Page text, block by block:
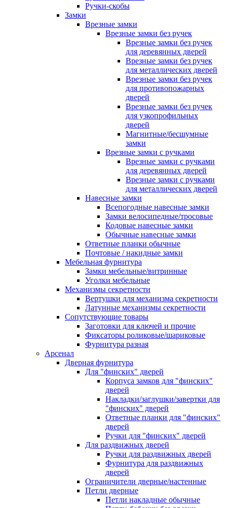
Ручки-скобы
Замки
Врезные замки
Врезные замки без ручек
Врезные замки без ручек
для деревянных дверей
Врезные замки без ручек
для металлических дверей
Врезные замки без ручек
для противопожарных
дверей
Врезные замки без ручек
для узкопрофильных
дверей
Магнитные/бесшумные
замки
Врезные замки с ручками
Врезные замки с ручками
для деревянных дверей
Врезные замки с ручками
для металлических дверей
Навесные замки
Всепогодные навесные замки
Замки велосипедные/тросовые
Кодовые навесные замки
Обычные навесные замки
Ответные планки обычные
Почтовые / накидные замки
Мебельная фурнитура
Замки мебельные/витринные
Уголки мебельные
Механизмы секретности
Вертушки для механизма секретности
Латунные механизмы секретности
Сопутствующие товары
Заготовки для ключей и прочие
Фиксаторы роликовые/шариковые
Фурнитура разная
Арсенал
Дверная фурнитура
Для "финских" дверей
Корпуса замков для "финских"
дверей
Накладки/заглушки/завертки для
"финских" дверей
Ответные планки для "финских"
дверей
Ручки для "финских" дверей
Для раздвижных дверей
Ручки для раздвижных дверей
Фурнитура для раздвижных
дверей
Ограничители дверные/настенные
Петли дверные
Петли накладные обычные